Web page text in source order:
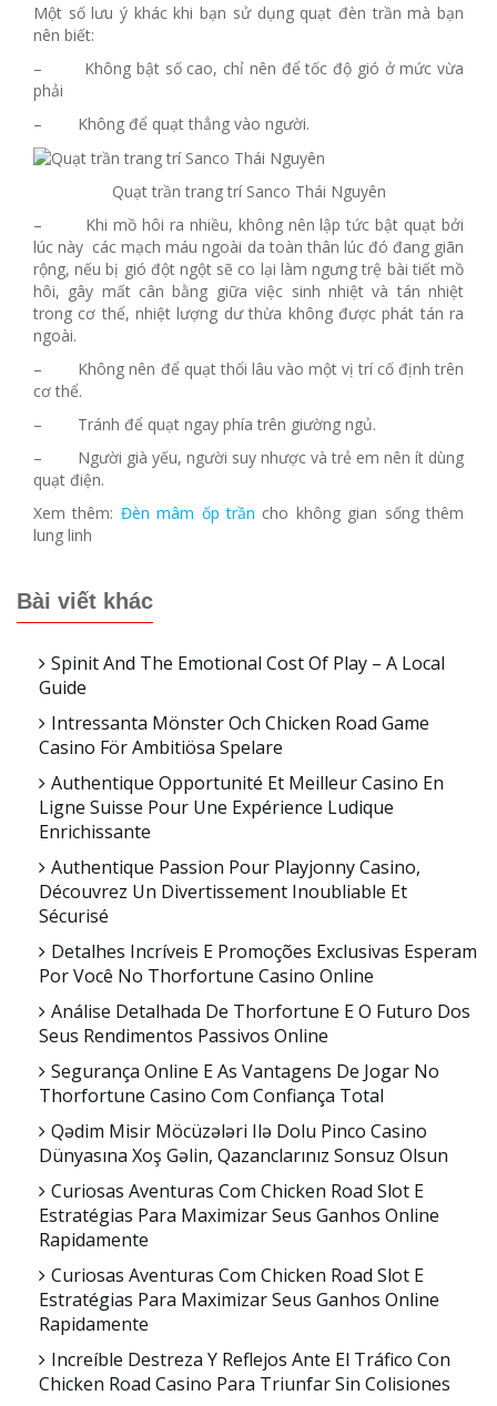
Một số lưu ý khác khi bạn sử dụng quạt đèn trần mà bạn
nên biết:
– Không bật số cao, chỉ nên để tốc độ gió ở mức vừa
phải
– Không để quạt thẳng vào người.
Quạt trần trang trí Sanco Thái Nguyên
– Khi mồ hôi ra nhiều, không nên lập tức bật quạt bởi
lúc này các mạch máu ngoài da toàn thân lúc đó đang giãn
rộng, nếu bị gió đột ngột sẽ co lại làm ngưng trệ bài tiết mồ
hôi, gây mất cân bằng giữa việc sinh nhiệt và tán nhiệt
trong cơ thể, nhiệt lượng dư thừa không được phát tán ra
ngoài.
– Không nên để quạt thổi lâu vào một vị trí cố định trên
cơ thể.
– Tránh để quạt ngay phía trên giường ngủ.
– Người già yếu, người suy nhược và trẻ em nên ít dùng
quạt điện.
Xem thêm: Đèn mâm ốp trần cho không gian sống thêm
lung linh
Bài viết khác
Spinit And The Emotional Cost Of Play – A Local
Guide
Intressanta Mönster Och Chicken Road Game
Casino För Ambitiösa Spelare
Authentique Opportunité Et Meilleur Casino En
Ligne Suisse Pour Une Expérience Ludique
Enrichissante
Authentique Passion Pour Playjonny Casino,
Découvrez Un Divertissement Inoubliable Et
Sécurisé
Detalhes Incríveis E Promoções Exclusivas Esperam
Por Você No Thorfortune Casino Online
Análise Detalhada De Thorfortune E O Futuro Dos
Seus Rendimentos Passivos Online
Segurança Online E As Vantagens De Jogar No
Thorfortune Casino Com Confiança Total
Qədim Misir Möcüzələri Ilə Dolu Pinco Casino
Dünyasına Xoş Gəlin, Qazanclarınız Sonsuz Olsun
Curiosas Aventuras Com Chicken Road Slot E
Estratégias Para Maximizar Seus Ganhos Online
Rapidamente
Curiosas Aventuras Com Chicken Road Slot E
Estratégias Para Maximizar Seus Ganhos Online
Rapidamente
Increíble Destreza Y Reflejos Ante El Tráfico Con
Chicken Road Casino Para Triunfar Sin Colisiones